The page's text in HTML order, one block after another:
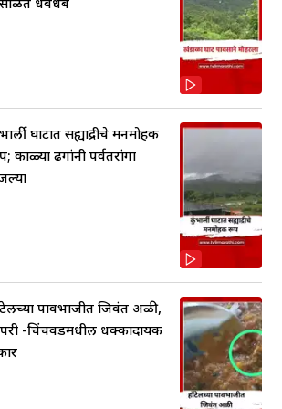
घाटात सह्याद्रीचे मनमोहक
काळ्या ढगांनी पर्वतरांगा
पावभाजीत जिवंत अळी,
-चिंचवडमधील धक्कादायक